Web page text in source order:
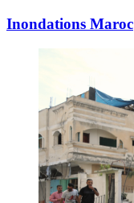
Inondations Maroc